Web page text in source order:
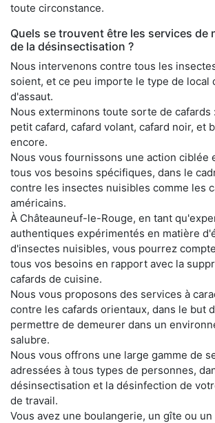
toute circonstance.
Quels se trouvent être les services de
de la désinsectisation ?
Nous intervenons contre tous les
soient, et ce peu importe le type de local
d'assaut.
Nous exterminons toute sorte de cafards
petit cafard, cafard volant, cafard noir, et
encore.
Nous vous fournissons une action ciblée
tous vos besoins spécifiques, dans le
contre les insectes nuisibles comme les
américains.
À Châteauneuf-le-Rouge, en tant
authentiques expérimentés en matière
d'insectes nuisibles, vous pourrez
tous vos besoins en rapport avec la
cafards de cuisine.
Nous vous proposons des services à
contre les cafards orientaux, dans le but
permettre de demeurer dans un
salubre.
Nous vous offrons une large gamme de
adressées à tous types de personnes,
désinsectisation et la désinfection de
de travail.
Vous avez une boulangerie, un gîte ou